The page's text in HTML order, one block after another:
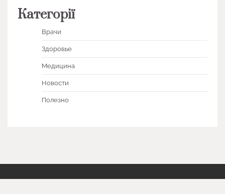
Категорії
Врачи
Здоровье
Медицина
Новости
Полезно